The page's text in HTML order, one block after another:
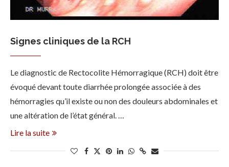
Signes cliniques de la RCH
Le diagnostic de Rectocolite Hémorragique (RCH) doit être
évoqué devant toute diarrhée prolongée associée à des
hémorragies qu’il existe ou non des douleurs abdominales et
une altération de l’état général. …
Lire la suite